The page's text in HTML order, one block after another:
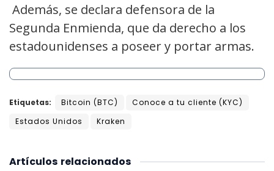
Además, se declara defensora de la
Segunda Enmienda, que da derecho a los
estadounidenses a poseer y portar armas.
Etiquetas: Bitcoin (BTC)
Conoce a tu cliente (KYC)
Estados Unidos
Kraken
relacionados
Artículos